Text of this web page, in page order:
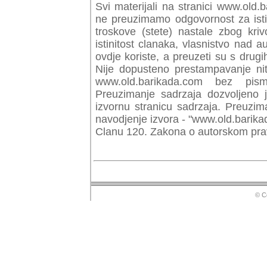
Svi materijali na stranici
preuzimamo odgovornost za
troskove (stete) nastale zbog
istinitost clanaka, vlasnistvo nad
ovdje koriste, a preuzeti su s
Nije dopusteno prestampavanje
www.old.barikada.com bez
Preuzimanje sadrzaja
izvornu stranicu sadrzaja.
navodjenje izvora -
Clanu 120. Zakona o autorskom
©